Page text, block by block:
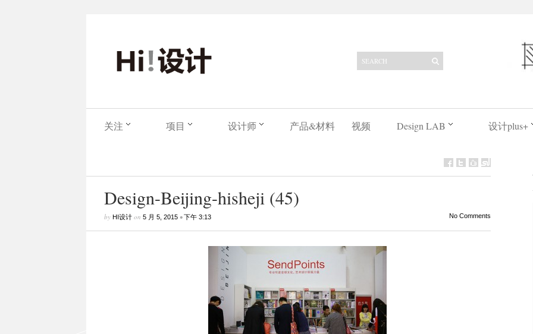
关注 项目 设计师 产品&材料 视频 Design LAB 设计plus+
Design-Beijing-hisheji (45)
by HI设计on 5 月 5, 2015•下午 3:13 No Comments